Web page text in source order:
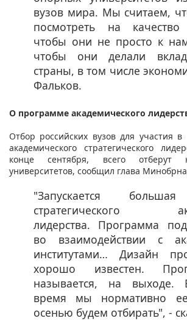
вузов мира. Мы считаем,
посмотреть на качество
чтобы они не просто к
чтобы они делали
страны, в том числе
Фальков.​ ​​​
​О программе академического
Отбор российских вузов для участия
академического стратегического
конце сентября, всего
университетов, сообщил глава
"Запускается
стратегического
лидерства. Программа
во взаимодействии с
институтами… Дизайн
хорошо известен.
называется, на выходе.
время мы нормативно
осенью будем отбирать", -